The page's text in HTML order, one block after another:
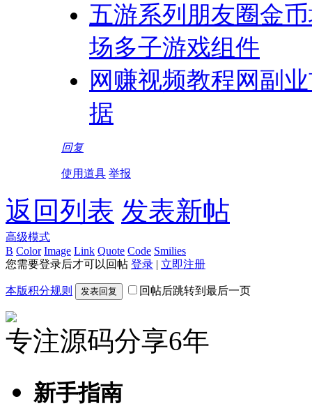
五游系列朋友圈金
场多子游戏组件
网赚视频教程网副
据
回复
使用道具 举报
返回列表 发表新帖
高级模式
B Color Image Link Quote Code Smilies
您需要登录后才可以回帖 登录 | 立即注册
本版积分规则 发表回复 回帖后跳转到最后一页
专注源码分享6年
新手指南